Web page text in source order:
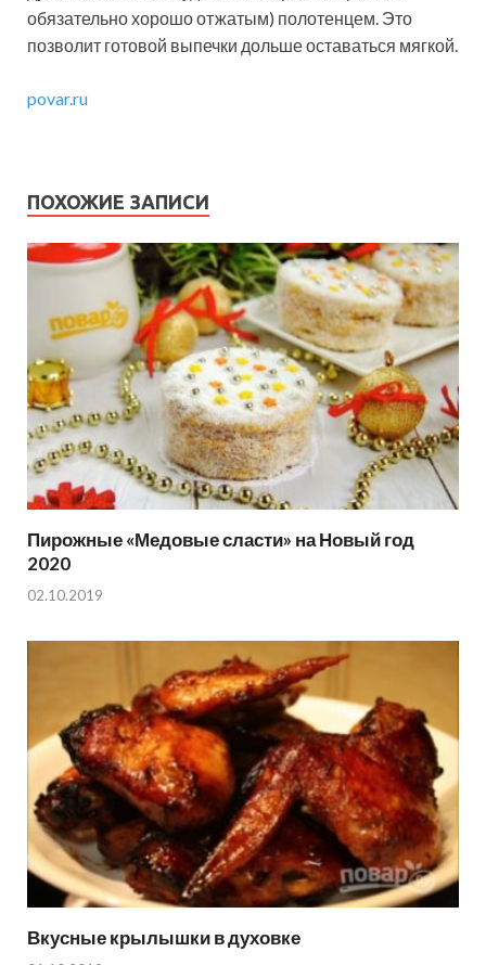
обязательно хорошо отжатым) полотенцем. Это
позволит готовой выпечки дольше оставаться мягкой.
povar.ru
ПОХОЖИЕ ЗАПИСИ
Пирожные «Медовые сласти» на Новый год
2020
02.10.2019
Вкусные крылышки в духовке